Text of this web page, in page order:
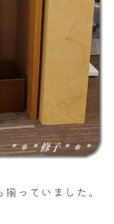
っていました。